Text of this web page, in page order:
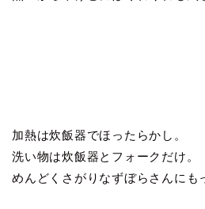
加熱は炊飯器でほったらかし。
洗い物は炊飯器とフォークだけ。
めんどくさがりなずぼらさんにも